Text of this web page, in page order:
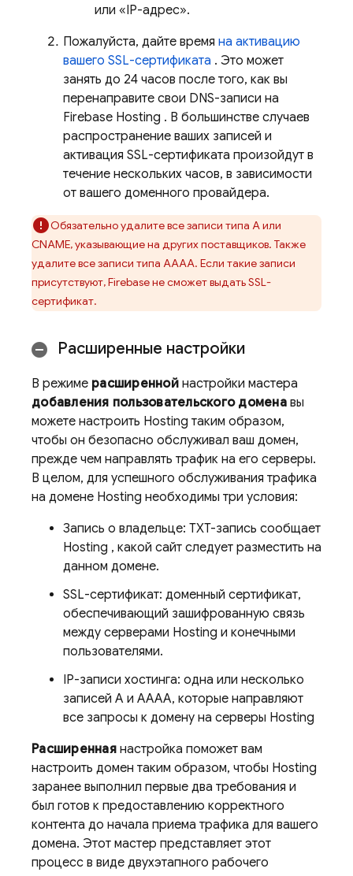
или «IP-адрес».
Пожалуйста, дайте время на активацию
вашего SSL-сертификата . Это может
занять до 24 часов после того, как вы
перенаправите свои DNS-записи на
Firebase Hosting . В большинстве случаев
распространение ваших записей и
активация SSL-сертификата произойдут в
течение нескольких часов, в зависимости
от вашего доменного провайдера.
Обязательно удалите все записи типа A или
CNAME, указывающие на других поставщиков. Также
удалите все записи типа AAAA. Если такие записи
присутствуют, Firebase не сможет выдать SSL-
сертификат.
Расширенные настройки
В режиме расширеннойнастройки мастера
добавления пользовательского доменавы
можете настроить Hosting таким образом,
чтобы он безопасно обслуживал ваш домен,
прежде чем направлять трафик на его серверы.
В целом, для успешного обслуживания трафика
на домене Hosting необходимы три условия:
Запись о владельце: TXT-запись сообщает
Hosting , какой сайт следует разместить на
данном домене.
SSL-сертификат: доменный сертификат,
обеспечивающий зашифрованную связь
между серверами Hosting и конечными
пользователями.
IP-записи хостинга: одна или несколько
записей A и AAAA, которые направляют
все запросы к домену на серверы Hosting
Расширеннаянастройка поможет вам
настроить домен таким образом, чтобы Hosting
заранее выполнил первые два требования и
был готов к предоставлению корректного
контента до начала приема трафика для вашего
домена. Этот мастер представляет этот
процесс в виде двухэтапного рабочего